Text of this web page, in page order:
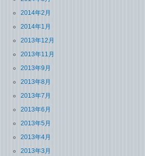
2014年2月
2014年1月
2013年12月
2013年11月
2013年9月
2013年8月
2013年7月
2013年6月
2013年5月
2013年4月
2013年3月